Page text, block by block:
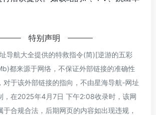
特别声明
导航大全提供的特救指令(简)[逆游的五彩
都来源于网络，不保证外部链接的准确性
对于该外部链接的指向，不由星海导航-网址
，在2025年4月7日 下午2:08收录时，该网
于合规合法，后期网页的内容如出现违规，